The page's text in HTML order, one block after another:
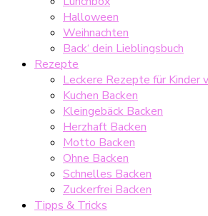
Halloween
Weihnachten
Back‘ dein Lieblingsbuch
Rezepte
Leckere Rezepte für Kinder
Kuchen Backen
Kleingebäck Backen
Herzhaft Backen
Motto Backen
Ohne Backen
Schnelles Backen
Zuckerfrei Backen
Tipps & Tricks